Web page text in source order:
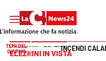
Vai
TEMI DEL
GIORNO
INCENDI
HOME PAGE POLITICA
ELEZIONI IN VISTA